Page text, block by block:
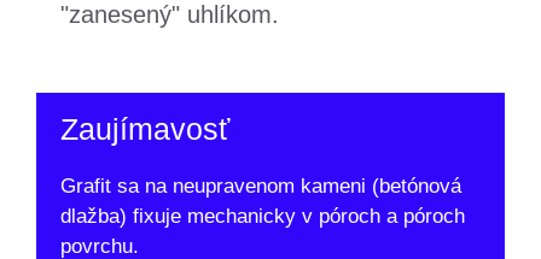
"zanesený" uhlíkom.
Zaujímavosť
Grafit sa na neupravenom kameni (betónová
dlažba) fixuje mechanicky v póroch a póroch
povrchu.